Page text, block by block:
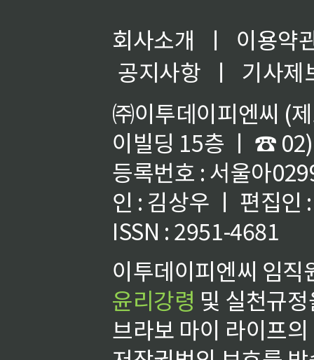
회사소개 ㅣ
이용약
공지사항
ㅣ
기사제
㈜이투데이피엔씨 (
이빌딩 15층 ㅣ ☎
등록번호 : 서울아
인 : 김상우 ㅣ 편집인
ISSN : 2951-4681
이투데이피엔씨 임
윤리강령 및 실천규
브라보 마이 라이프